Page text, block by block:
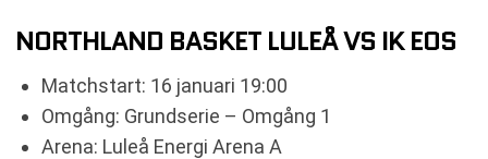
NORTHLAND BASKET LULEÅ VS IK EOS
Matchstart: 16 januari 19:00
Omgång: Grundserie – Omgång 1
Arena: Luleå Energi Arena A